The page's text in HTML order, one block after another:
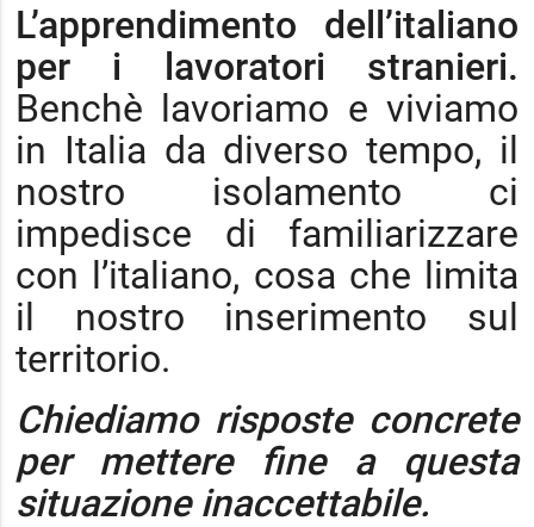
L’apprendimento dell’italiano
per i lavoratori stranieri.
Benchè lavoriamo e viviamo
in Italia da diverso tempo, il
nostro isolamento ci
impedisce di familiarizzare
con l’italiano, cosa che limita
il nostro inserimento sul
territorio.
Chiediamo risposte concrete
per mettere fine a questa
situazione inaccettabile.